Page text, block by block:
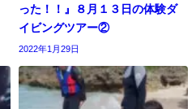
った！！』８月１３日の体験ダ
イビングツアー②
2022年1月29日